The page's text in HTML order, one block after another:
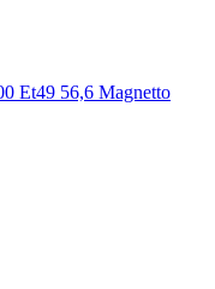
Et49 56,6 Magnetto